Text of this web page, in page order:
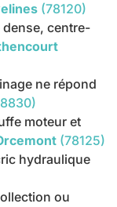
(78120)
centre-
ne répond
moteur et
(78125)
hydraulique
ou